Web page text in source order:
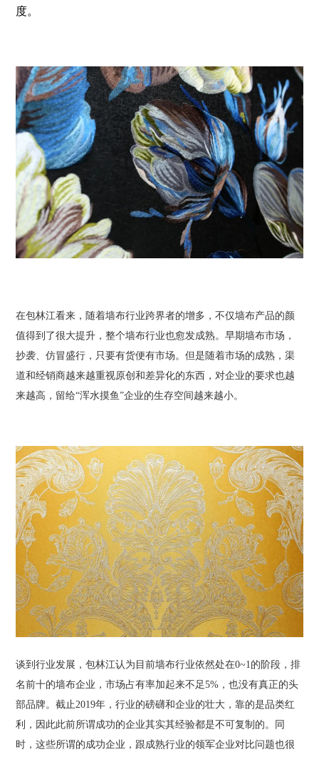
度。
在包林江看来，随着墙布行业跨界者的增多，不仅墙布产品的颜
值得到了很大提升，整个墙布行业也愈发成熟。早期墙布市场，
抄袭、仿冒盛行，只要有货便有市场。但是随着市场的成熟，渠
道和经销商越来越重视原创和差异化的东西，对企业的要求也越
来越高，留给“浑水摸鱼”企业的生存空间越来越小。
谈到行业发展，包林江认为目前墙布行业依然处在0~1的阶段，排
名前十的墙布企业，市场占有率加起来不足5%，也没有真正的头
部品牌。截止2019年，行业的磅礴和企业的壮大，靠的是品类红
利，因此此前所谓成功的企业其实其经验都是不可复制的。同
时，这些所谓的成功企业，跟成熟行业的领军企业对比问题也很